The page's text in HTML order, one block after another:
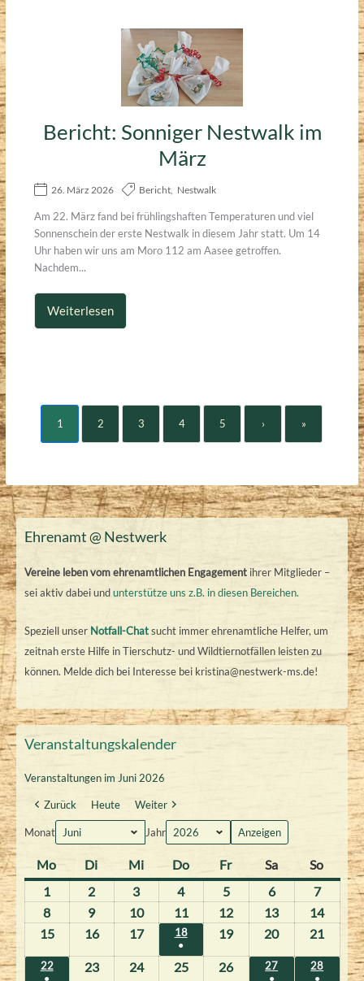
Bericht: Sonniger Nestwalk im
März
26. März 2026 Bericht, Nestwalk
Am 22. März fand bei frühlingshaften Temperaturen und viel
Sonnenschein der erste Nestwalk in diesem Jahr statt. Um 14
Uhr haben wir uns am Moro 112 am Aasee getroffen.
Nachdem...
Weiterlesen
1 2 3 4 5 › »
Ehrenamt @ Nestwerk
Vereine leben vom ehrenamtlichen Engagementihrer Mitglieder –
sei aktiv dabei undunterstütze uns z.B. in diesen Bereichen.
Speziell unser Notfall-Chatsucht immer ehrenamtliche Helfer, um
zeitnah erste Hilfe in Tierschutz- und Wildtiernotfällen leisten zu
können. Melde dich bei Interesse bei kristina@nestwerk-ms.de!
Veranstaltungskalender
Veranstaltungen im Juni 2026
Zurück Heute Weiter
Monat Jahr
Mo
o
n
t
Di
i
e
n
t
MiM
i
t
t
o
DoD
o
n
n
FrF
r
e
i
a
SaS
a
m
s
a
So
o
n
n
1
.
J
u
n
2
.
J
u
n
33
.
J
u
n
44
.
J
u
n
55
.
J
u
n
66
.
J
u
n
77
.
J
u
n
88
.
J
u
99
.
J
u
101
0
.
J
111
.
J
12
2
.
J
131
3
.
141
.
151
5
161
6
.
171
7
.
181
.
●
(
191
9
.
202
0
21
1
222
●
232
242
252
262
27
●
28
●